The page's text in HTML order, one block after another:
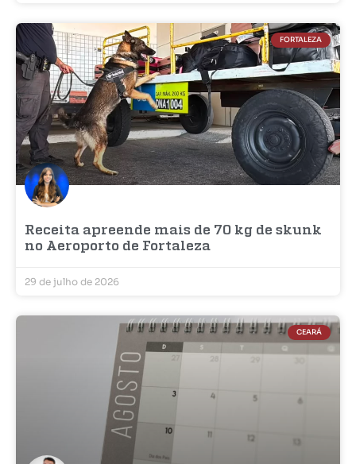
FORTALEZA
Receita apreende mais de 70 kg de skunk
no Aeroporto de Fortaleza
29 de julho de 2026
CEARÁ